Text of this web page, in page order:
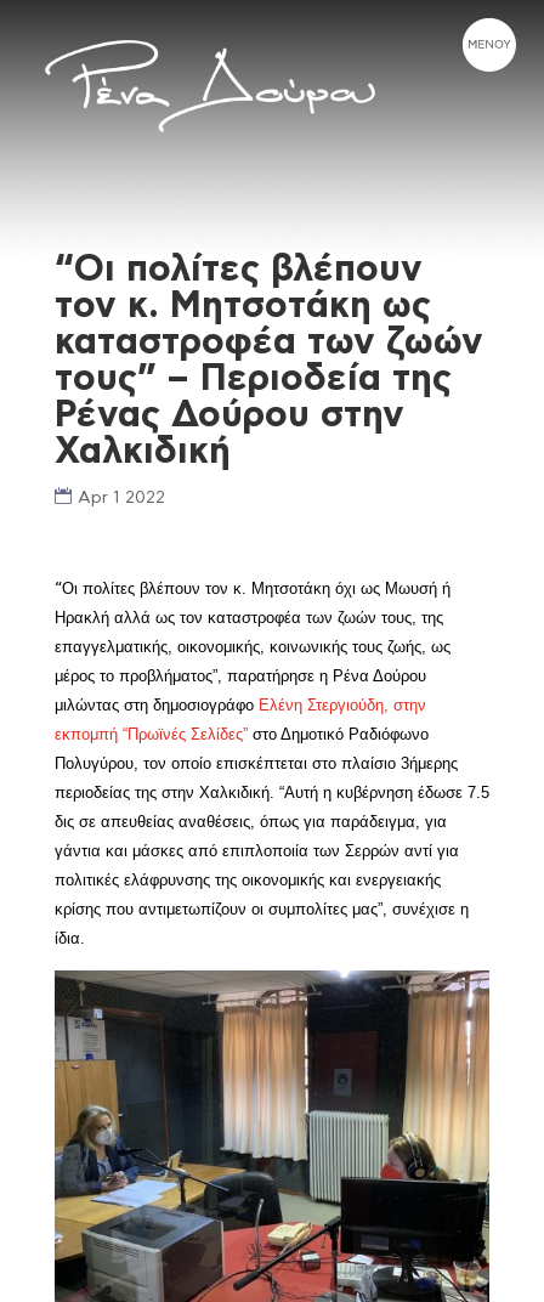
“Οι πολίτες βλέπουν
τον κ. Μητσοτάκη ως
καταστροφέα των ζωών
τους” – Περιοδεία της
Ρένας Δούρου στην
Χαλκιδική
Apr 1 2022
“Οι πολίτες βλέπουν τον κ. Μητσοτάκη όχι ως Μωυσή ή
Ηρακλή αλλά ως τον καταστροφέα των ζωών τους, της
επαγγελματικής, οικονομικής, κοινωνικής τους ζωής, ως
μέρος το προβλήματος”, παρατήρησε η Ρένα Δούρου
μιλώντας στη δημοσιογράφο Ελένη Στεργιούδη, στην
εκπομπή “Πρωϊνές Σελίδες”στο Δημοτικό Ραδιόφωνο
Πολυγύρου, τον οποίο επισκέπτεται στο πλαίσιο 3ήμερης
περιοδείας της στην Χαλκιδική. “Αυτή η κυβέρνηση έδωσε 7.5
δις σε απευθείας αναθέσεις, όπως για παράδειγμα, για
γάντια και μάσκες από επιπλοποιία των Σερρών αντί για
πολιτικές ελάφρυνσης της οικονομικής και ενεργειακής
κρίσης που αντιμετωπίζουν οι συμπολίτες μας”, συνέχισε η
ίδια.